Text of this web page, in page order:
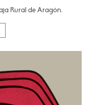
Rural de Aragón.